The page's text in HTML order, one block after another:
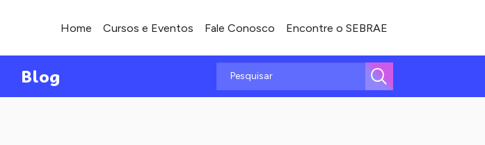
Home Cursos e Eventos Fale Conosco Encontre o SEBRAE
Blog